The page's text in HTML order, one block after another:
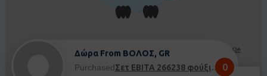
Δώρα From ΒΟΛΟΣ, GR
Purchased
Σετ EBITA 266238 φούξια - 5 ετών 0